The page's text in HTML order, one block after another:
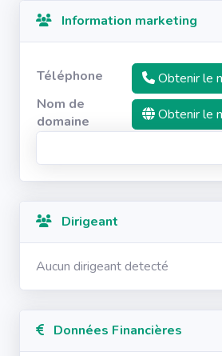
Information marketing
Téléphone
Obtenir le
Nom de
domaine
Obtenir le
Dirigeant
Aucun dirigeant detecté
Données Financières